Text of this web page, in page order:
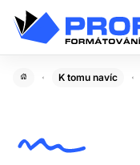
K tomu navíc